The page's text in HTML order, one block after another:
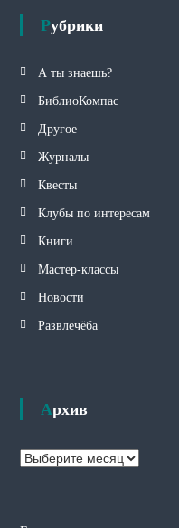
Рубрики
А ты знаешь?
БиблиоКомпас
Другое
Журналы
Квесты
Клубы по интересам
Книги
Мастер-классы
Новости
Развлечёба
Архив
А